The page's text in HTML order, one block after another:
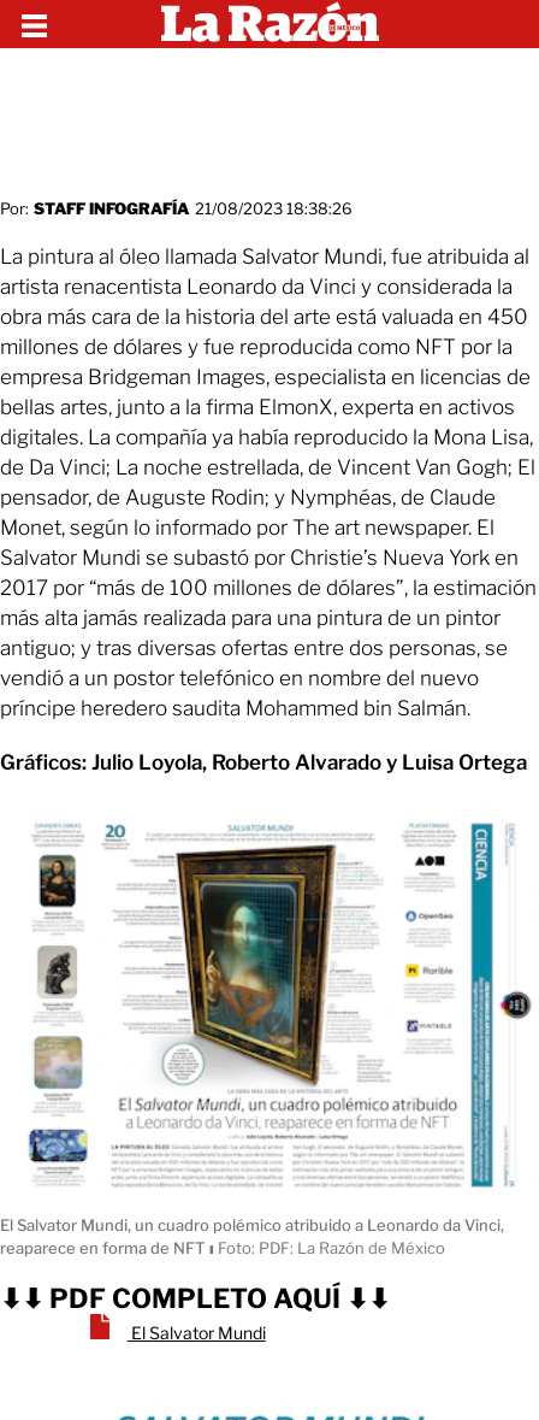
Por: STAFF INFOGRAFÍA 21/08/2023 18:38:26
La pintura al óleo llamada Salvator Mundi, fue atribuida al
artista renacentista Leonardo da Vinci y considerada la
obra más cara de la historia del arte está valuada en 450
millones de dólares y fue reproducida como NFT por la
empresa Bridgeman Images, especialista en licencias de
bellas artes, junto a la firma ElmonX, experta en activos
digitales. La compañía ya había reproducido la Mona Lisa,
de Da Vinci; La noche estrellada, de Vincent Van Gogh; El
pensador, de Auguste Rodin; y Nymphéas, de Claude
Monet, según lo informado por The art newspaper. El
Salvator Mundi se subastó por Christie’s Nueva York en
2017 por “más de 100 millones de dólares”, la estimación
más alta jamás realizada para una pintura de un pintor
antiguo; y tras diversas ofertas entre dos personas, se
vendió a un postor telefónico en nombre del nuevo
príncipe heredero saudita Mohammed bin Salmán.
Gráficos: Julio Loyola, Roberto Alvarado y Luisa Ortega
El Salvator Mundi, un cuadro polémico atribuido a Leonardo da Vinci,
reaparece en forma de NFT ı Foto: PDF: La Razón de México
⬇⬇ PDF COMPLETO AQUÍ ⬇⬇
El Salvator Mundi